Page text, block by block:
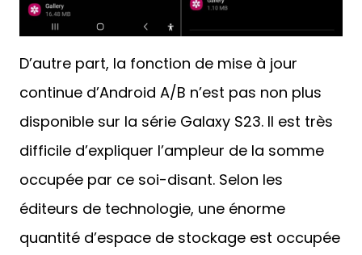
D’autre part, la fonction de mise à jour
continue d’Android A/B n’est pas non plus
disponible sur la série Galaxy S23. Il est très
difficile d’expliquer l’ampleur de la somme
occupée par ce soi-disant. Selon les
éditeurs de technologie, une énorme
quantité d’espace de stockage est occupée